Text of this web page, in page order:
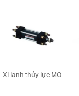
Xi lanh thủy lực MO